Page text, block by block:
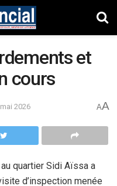
et
cours
2026 AA
quartier Sidi Aïssa a
d’inspection menée